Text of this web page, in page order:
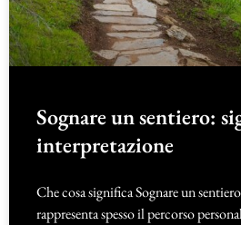
Sognare un sentiero:
interpretazione
Che cosa significa Sognare un
rappresenta spesso il percorso